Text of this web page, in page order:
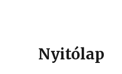
Nyitólap